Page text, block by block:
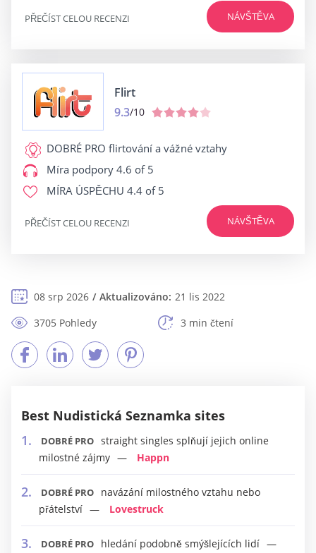
NÁVŠTĚVA
PŘEČÍST CELOU RECENZI
Flirt
9.3/10
DOBRÉ PRO flirtování a vážné vztahy
Míra podpory 4.6 of 5
MÍRA ÚSPĚCHU 4.4 of 5
NÁVŠTĚVA
PŘEČÍST CELOU RECENZI
08 srp 2026 Aktualizováno: 21 lis 2022
3705 Pohledy
3 min čtení
Best Nudistická Seznamka sites
DOBRÉ PRO straight singles splňují jejich online
milostné zájmy
Happn
DOBRÉ PRO
navázání milostného vztahu nebo
přátelství
Lovestruck
DOBRÉ PRO
hledání podobně smýšlejících lidí